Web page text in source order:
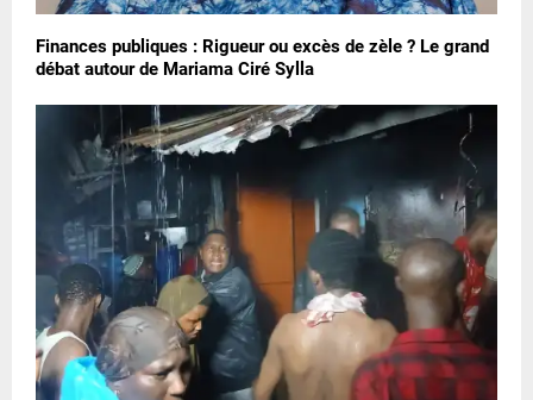
Finances publiques : Rigueur ou excès de zèle ? Le grand
débat autour de Mariama Ciré Sylla